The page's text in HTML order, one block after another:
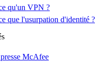
qu'un VPN ?
que l'usurpation d'identité ?
McAfee